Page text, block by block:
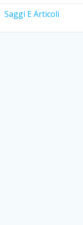
Saggi E Articoli